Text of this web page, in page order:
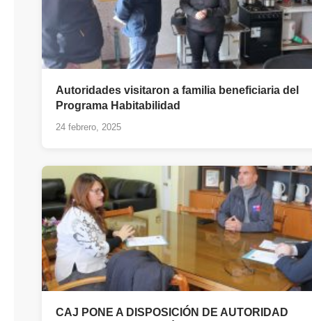
Autoridades visitaron a familia beneficiaria del
Programa Habitabilidad
24 febrero, 2025
CAJ PONE A DISPOSICIÓN DE AUTORIDAD